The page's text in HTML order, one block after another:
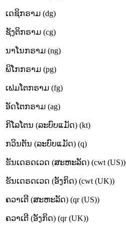
ເດຊິກຣາມ (dg)
ຊັງຕິກຣາມ (cg)
ນາໂນກຣາມ (ng)
ພິໂກກຣາມ (pg)
ເຟມໂຕກຣາມ (fg)
ອັດໂຕກຣາມ (ag)
ກິໂລໂຕນ (ລະບົບແມັດ) (kt)
ກວິນຕັນ (ລະບົບແມັດ) (q)
ຮັນເດຣດເວດ (ສະຫະລັດ) (cwt (US))
ຮັນເດຣດເວດ (ອັງກິດ) (cwt (UK))
ຄວາເຕີ (ສະຫະລັດ) (qr (US))
ຄວາເຕີ (ອັງກິດ) (qr (UK))